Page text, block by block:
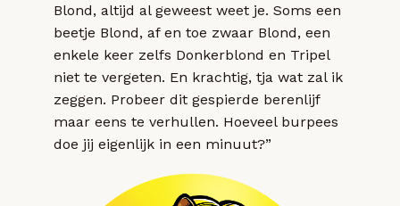
Blond, altijd al geweest weet je. Soms een
beetje Blond, af en toe zwaar Blond, een
enkele keer zelfs Donkerblond en Tripel
niet te vergeten. En krachtig, tja wat zal ik
zeggen. Probeer dit gespierde berenlijf
maar eens te verhullen. Hoeveel burpees
doe jij eigenlijk in een minuut?”